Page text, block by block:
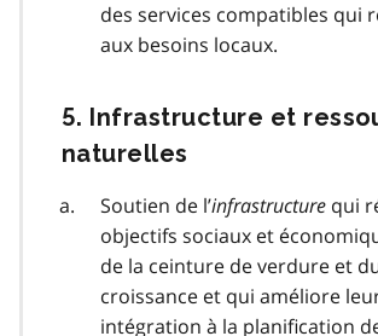
des services compatibles qui
aux besoins locaux.
5. Infrastructure et
naturelles
Soutien de l’infrastructure qui
objectifs sociaux et
de la ceinture de verdure et
croissance et qui améliore
intégration à la planification